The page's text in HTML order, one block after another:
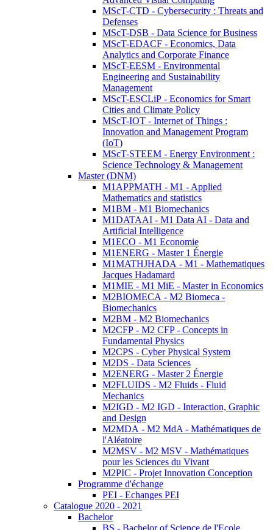
MScT-CTD - Cybersecurity : Threats and
Defenses
MScT-DSB - Data Science for Business
MScT-EDACF - Economics, Data
Analytics and Corporate Finance
MScT-EESM - Environmental
Engineering and Sustainability
Management
MScT-ESCLiP - Economics for Smart
Cities and Climate Policy
MScT-IOT - Internet of Things :
Innovation and Management Program
(IoT)
MScT-STEEM - Energy Environment :
Science Technology & Management
Master (DNM)
M1APPMATH - M1 - Applied
Mathematics and statistics
M1BM - M1 Biomechanics
M1DATAAI - M1 Data AI - Data and
Artificial Intelligence
M1ECO - M1 Economie
M1ENERG - Master 1 Énergie
M1MATHJHADA - M1 - Mathematiques
Jacques Hadamard
M1MIE - M1 MiE - Master in Economics
M2BIOMECA - M2 Biomeca -
Biomechanics
M2BM - M2 Biomechanics
M2CFP - M2 CFP - Concepts in
Fundamental Physics
M2CPS - Cyber Physical System
M2DS - Data Sciences
M2ENERG - Master 2 Énergie
M2FLUIDS - M2 Fluids - Fluid
Mechanics
M2IGD - M2 IGD - Interaction, Graphic
and Design
M2MDA - M2 MdA - Mathématiques de
l'Aléatoire
M2MSV - M2 MSV - Mathématiques
pour les Sciences du Vivant
M2PIC - Projet Innovation Conception
Programme d'échange
PEI - Echanges PEI
Catalogue 2020 - 2021
Bachelor
BS - Bachelor of Science de l'Ecole